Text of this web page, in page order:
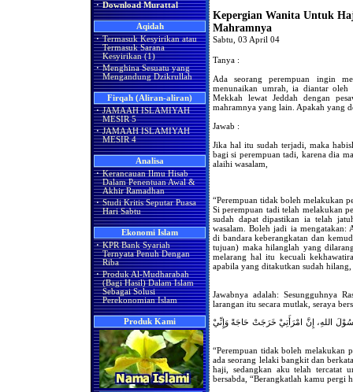
· Download Murattal
Aqidah
· Termasuk Kesyirikan atau
Termasuk Sarana
Kesyirikan (1)
· Menghina Sesuatu yang
Mengandung Dzikrullah
Firqah (Aliran-aliran)
· JAMAAH ISLAMIYAH
MESIR 5
· JAMAAH ISLAMIYAH
MESIR 4
Analisa
· Kerancauan Ilmu Hisab
Dalam Penentuan Awal &
Akhir Ramadhan
· Studi Kritis Seputar Puasa
Hari Sabtu
Ekonomi Islam
· KPR Bank Syariah
Ternyata Penuh Dengan
Riba
· Produk Al-Mudharabah
(Bagi Hasil) Dalam Islam
Sebagai Solusi
Perekonomian Islam
Produk Kami
Kepergian Wanita Untuk
Mahramnya
Sabtu, 03 April 04
Tanya :
Ada seorang perempuan ingin
menunaikan umrah, ia diantar
Mekkah lewat Jeddah dengan
mahramnya yang lain. Apakah yang
Jawab :
Jika hal itu sudah terjadi, maka
bagi si perempuan tadi, karena dia
alaihi wasalam,
“Perempuan tidak boleh melakukan
Si perempuan tadi telah melakukan
sudah dapat dipastikan ia telah
wasalam. Boleh jadi ia mengatakan:
di bandara keberangkatan dan
tujuan) maka hilanglah yang
melarang hal itu kecuali
apabila yang ditakutkan sudah
Jawabnya adalah: Sesungguhnya
larangan itu secara mutlak, seraya
اللهِ، إِنَّ امْرَأَتِيْ خَرَجَتْ حَاجَةً وَإِنِّيْ
“Perempuan tidak boleh melakukan
ada seorang lelaki bangkit dan
haji, sedangkan aku telah tercatat
bersabda, “Berangkatlah kamu pergi